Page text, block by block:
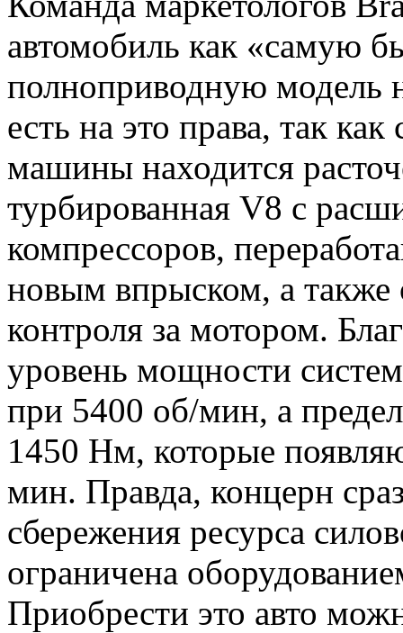
автомобиль как «самую
полноприводную модель
есть на это права, так
машины находится
турбированная V8 с
компрессоров,
новым впрыском, а
контроля за мотором.
уровень мощности
при 5400 об/мин, а
1450 Нм, которые
мин. Правда, концерн
сбережения ресурса
ограничена
Приобрести это авто